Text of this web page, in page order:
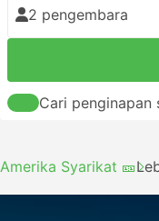
2 pengembara
Cari penginapan
Amerika Syarikat 🎫